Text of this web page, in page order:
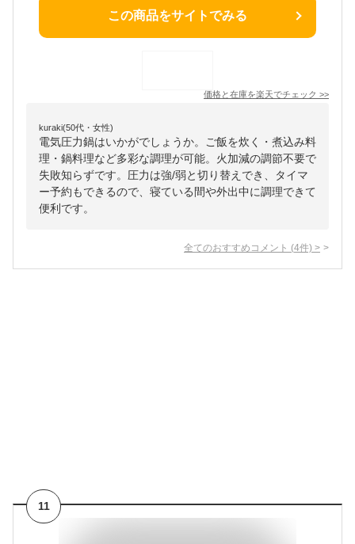
この商品をサイトでみる
価格と在庫を楽天でチェック >>
kuraki(50代・女性)
電気圧力鍋はいかがでしょうか。ご飯を炊く・煮込み料
理・鍋料理など多彩な調理が可能。火加減の調節不要で
失敗知らずです。圧力は強/弱と切り替えでき、タイマ
ー予約もできるので、寝ている間や外出中に調理できて
便利です。
全てのおすすめコメント (4件) >
11